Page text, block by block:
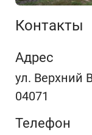
Контакты
Адрес
ул. Верхний
04071
Телефон